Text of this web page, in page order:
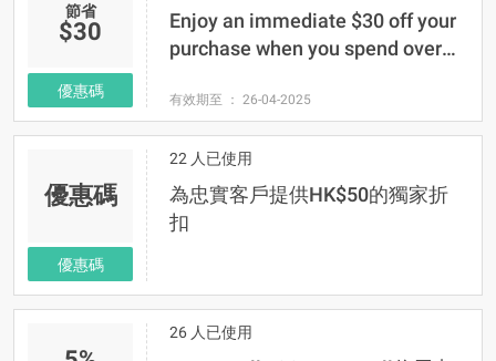
節省
$30
優惠碼
Enjoy an immediate $30 off your
purchase when you spend over
有效期至 ： 26-04-2025
優惠碼
優惠碼
22 人已使用
為忠實客戶提供HK$50的獨家折
扣
26 人已使用